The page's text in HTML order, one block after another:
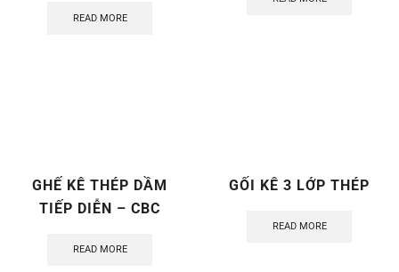
READ MORE
GHẾ KÊ THÉP DẦM
TIẾP DIỄN – CBC
READ MORE
GỐI KÊ 3 LỚP THÉP
READ MORE